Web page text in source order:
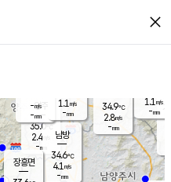
close
양주
35.0℃
2.4
-mm
34.9℃
2.8m/s
-mm
1.1 m/s
-mm
남방
34.6℃
4.1 m/s
-mm
장흥면
-m/s
-mm
1.1 m/s
-mm